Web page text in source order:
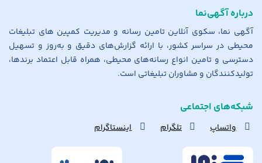
درباره آگهی‌نما
آگهی نما، سکوی آنلاین تامین رسانه و مدیریت کمپین های تبلیغات
محیطی در سراسر کشور، با ارائه گزارش‌های دقیق و به‌روز و تسهیل
دسترسی و تامین انواع رسانه‌های محیطی، همراه قابل اعتماد برندها،
تولیدکنندگان و مشاوران تبلیغاتی است.
شبکه‌های اجتماعی
واتساپ تلگرام اینستاگرام